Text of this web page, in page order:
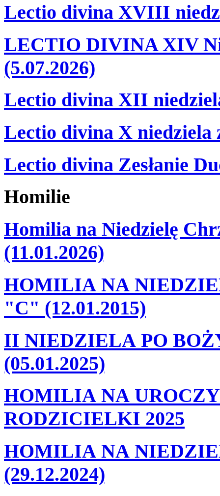
Lectio divina XVIII
LECTIO DIVINA XIV
(5.07.2026)
Lectio divina XII
Lectio divina X niedziela
Lectio divina Zesłanie
Homilie
Homilia na Niedzielę
(11.01.2026)
HOMILIA NA
"C" (12.01.2015)
II NIEDZIELA PO
(05.01.2025)
HOMILIA NA
RODZICIELKI 2025
HOMILIA NA
(29.12.2024)